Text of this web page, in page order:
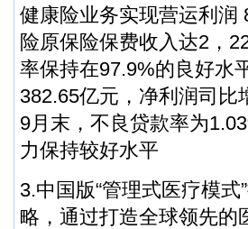
健康险业务实现营运利润
险原保险保费收入达2，
率保持在97.9%的良好水
382.65亿元，净利润司比
9月末，不良贷款率为
力保持较好水平
3.中国版“管理式医疗模式
略，通过打造全球领先的